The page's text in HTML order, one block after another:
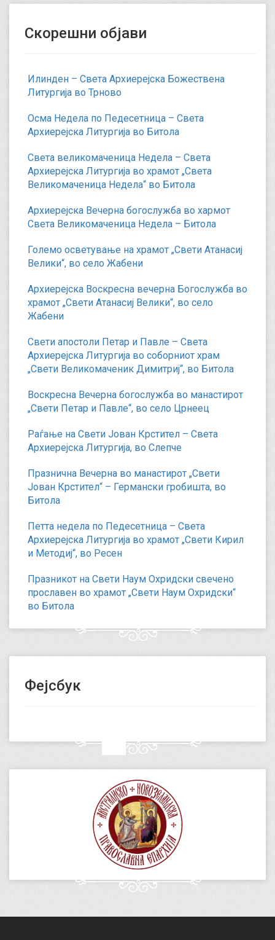
Скорешни објави
Илинден – Света Архиерејска Божествена
Литургија во Трново
Осма Недела по Педесетница – Света
Архиерејска Литургија во Битола
Света великомаченица Недела – Света
Архиерејска Литургија во храмот „Света
Великомаченица Недела“ во Битола
Архиерејска Вечерна богослужба во хармот
Света Великомаченица Недела – Битола
Големо осветување на храмот „Свети Атанасиј
Велики“, во село Жабени
Архиерејска Воскресна вечерна Богослужба во
храмот „Свети Атанасиј Велики“, во село
Жабени
Свети апостоли Петар и Павле – Света
Архиерејска Литургија во соборниот храм
„Свети Великомаченик Димитриј“, во Битола
Воскресна Вечерна богослужба во манастирот
„Свети Петар и Павле“, во село Црнеец
Раѓање на Свети Јован Крстител – Света
Архиерејска Литургија, во Слепче
Празнична Вечерна во манастирот „Свети
Јован Крстител“ – Германски гробишта, во
Битола
Петта недела по Педесетница – Света
Архиерејска Литургија во храмот „Свети Кирил
и Методиј“, во Ресен
Празникот на Свети Наум Охридски свечено
прославен во храмот „Свети Наум Охридски“
во Битола
Фејсбук